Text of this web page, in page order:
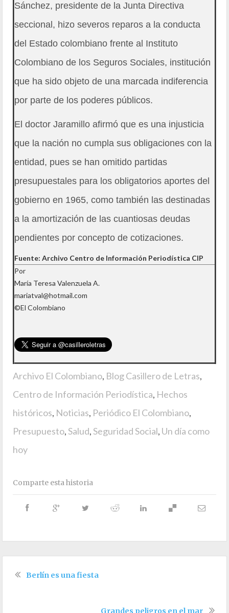
Sánchez, presidente de la Junta Directiva
seccional, hizo severos reparos a la conducta
del Estado colombiano frente al Instituto
Colombiano de los Seguros Sociales, institución
que ha sido objeto de una marcada indiferencia
por parte de los poderes públicos.
El doctor Jaramillo afirmó que es una injusticia
que la nación no cumpla sus obligaciones con la
entidad, pues se han omitido partidas
presupuestales para los obligatorios aportes del
gobierno en 1965, como también las destinadas
a la amortización de las cuantiosas deudas
pendientes por concepto de cotizaciones.
Fuente: Archivo Centro de Información Periodística CIP
Por
María Teresa Valenzuela A.
mariatval@hotmail.com
©El Colombiano
Archivo El Colombiano, Blog Casillero de Letras,
Centro de Información Periodística, Hechos
históricos, Noticias, Periódico El Colombiano,
Presupuesto,Salud,Seguridad Social, Un día como
hoy
Comparte esta historia
Berlín es una fiesta
Grandes peligros en el mar